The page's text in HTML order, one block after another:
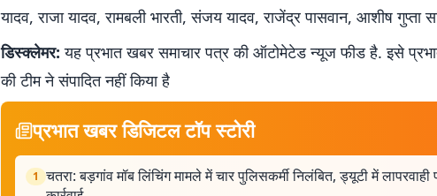
यादव, राजा यादव, रामबली भारती, संजय यादव, राजेंद्र पासवान, आशीष गुप्ता
डिस्क्लेमर: यह प्रभात खबर समाचार पत्र की ऑटोमेटेड न्यूज फीड है. इसे
की टीम ने संपादित नहीं किया है
प्रभात खबर डिजिटल टॉप स्टोरी
1 चतरा: बड़गांव मॉब लिंचिंग मामले में चार पुलिसकर्मी निलंबित, ड्यूटी में